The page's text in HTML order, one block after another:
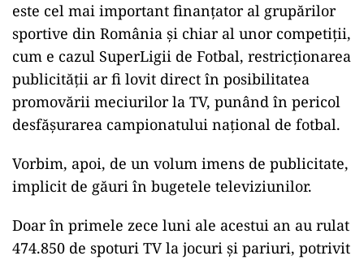
este cel mai important finanțator al grupărilor
sportive din România și chiar al unor competiții,
cum e cazul SuperLigii de Fotbal, restricționarea
publicității ar fi lovit direct în posibilitatea
promovării meciurilor la TV, punând în pericol
desfășurarea campionatului național de fotbal.
Vorbim, apoi, de un volum imens de publicitate,
implicit de găuri în bugetele televiziunilor.
Doar în primele zece luni ale acestui an au rulat
474.850 de spoturi TV la jocuri și pariuri, potrivit